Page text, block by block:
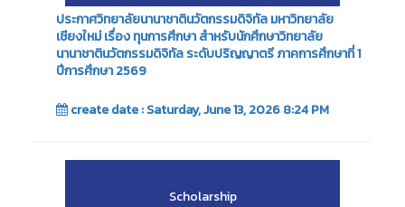
ประกาศวิทยาลัยนานาชาตินวัตกรรมดิจิทัล มหาวิทยาลัย
เชียงใหม่ เรื่อง ทุนการศึกษา สำหรับนักศึกษาวิทยาลัย
นานาชาตินวัตกรรมดิจิทัล ระดับปริญญาตรี ภาคการศึกษาที่ 1
ปีการศึกษา 2569
create date : Saturday, June 13, 2026 8:24 PM
Scholarship